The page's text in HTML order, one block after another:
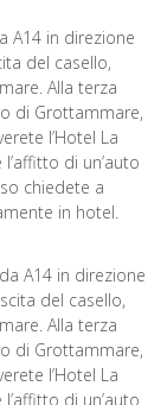
A14 in direzione
del casello,
Alla terza
di Grottammare,
l’Hotel La
di un’auto
chiedete a
in hotel.
A14 in direzione
del casello,
Alla terza
di Grottammare,
l’Hotel La
di un’auto